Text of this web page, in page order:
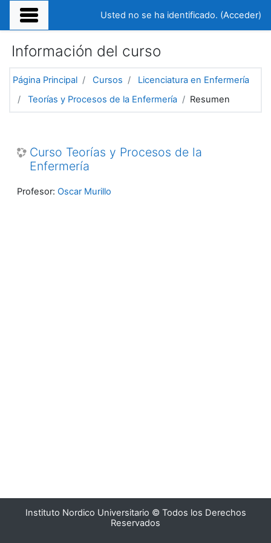
Salta al contenido principal
Usted no se ha identificado. (Acceder)
Información del curso
Página Principal Cursos
Licenciatura en Enfermería
Teorías y Procesos de la Enfermería
Resumen
Curso Teorías y Procesos de la
Enfermería
Profesor: Oscar Murillo
Instituto Nordico Universitario © Todos los Derechos
Reservados